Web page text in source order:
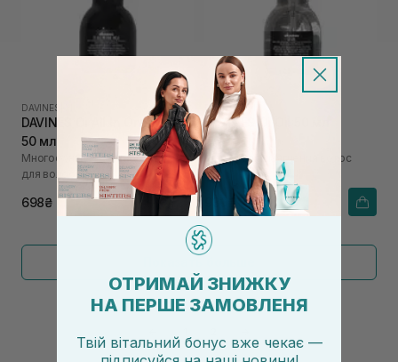
DAVINES
DAVINES Oi All In One Milk
50 мл
Многофункциональное молочко
для волос
698₴
DAVINES|OI
DAVINES Oi Oil 50 мл
Масло для смягчения волос
930₴
ОТРИМАЙ ЗНИЖКУ
НА ПЕРШЕ ЗАМОВЛЕНЯ
Твій вітальний бонус вже чекає —